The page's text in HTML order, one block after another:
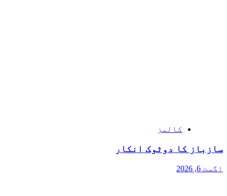
کالمز
سازباز کا دوٹوک انکار
اگست 6, 2026